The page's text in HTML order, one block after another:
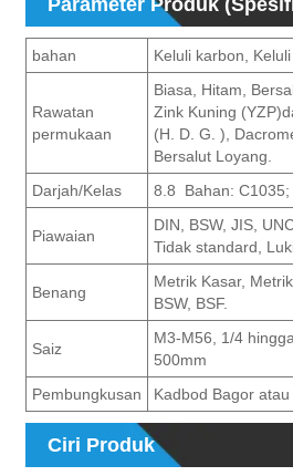
bahan Keluli karbon,
Rawatan
permukaan
Biasa, Hitam,
Zink Kuning
(H. D. G. ),
Bersalut Loyang.
Darjah/Kelas
8.8 Bahan: C1035;
Piawaian
DIN, BSW, JIS,
Tidak standard,
Benang
Metrik Kasar,
BSW, BSF.
Saiz
M3-M56, 1/4
500mm
Pembungkusan
Kadbod Bagor
Ciri Produk